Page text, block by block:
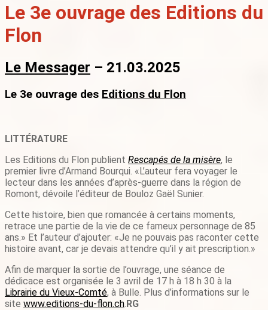
Le 3e ouvrage des Editions du
Flon
Le Messager – 21.03.2025
Le 3e ouvrage des Editions du Flon
LITTÉRATURE
Les Editions du Flon publient Rescapés de la misère, le
premier livre d’Armand Bourqui. «L’auteur fera voyager le
lecteur dans les années d’après-guerre dans la région de
Romont, dévoile l’éditeur de Bouloz Gaël Sunier.
Cette histoire, bien que romancée à certains moments,
retrace une partie de la vie de ce fameux personnage de 85
ans.» Et l’auteur d’ajouter: «Je ne pouvais pas raconter cette
histoire avant, car je devais attendre qu’il y ait prescription.»
Afin de marquer la sortie de l’ouvrage, une séance de
dédicace est organisée le 3 avril de 17 h à 18 h 30 à la
Librairie du Vieux-Comté, à Bulle. Plus d’informations sur le
site www.editions-du-flon.ch.RG